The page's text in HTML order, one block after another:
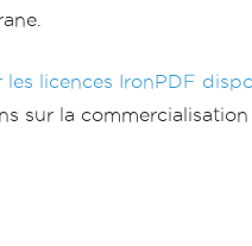
les licences IronPDF
sur la commercialisation